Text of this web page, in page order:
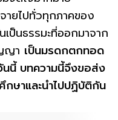
ายไปทั่วทุกภาคของ
ป็นธรรมะที่ออกมาจาก
ญา เป็นมรดกตกทอด
นี้ บทความนี้จึงขอส่ง
กษาและนำไปปฏิบัติกัน